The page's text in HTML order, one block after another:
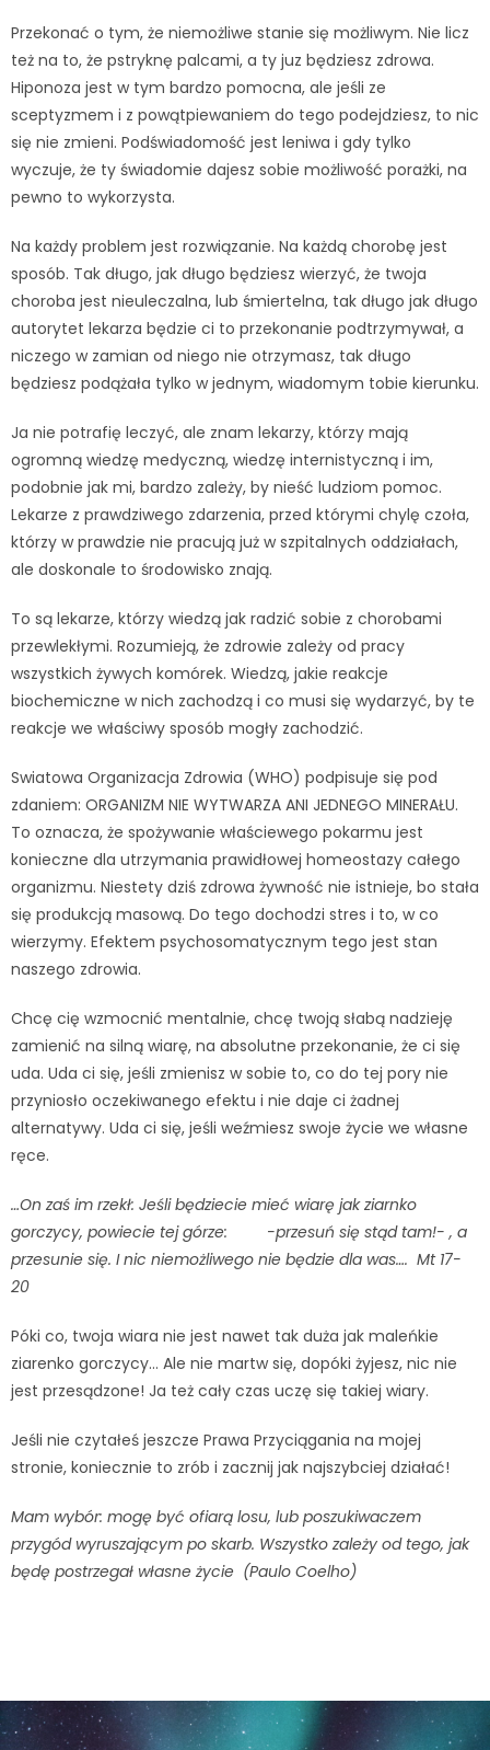
Przekonać o tym, że niemożliwe stanie się możliwym. Nie licz
też na to, że pstryknę palcami, a ty juz będziesz zdrowa.
Hiponoza jest w tym bardzo pomocna, ale jeśli ze
sceptyzmem i z powątpiewaniem do tego podejdziesz, to nic
się nie zmieni. Podświadomość jest leniwa i gdy tylko
wyczuje, że ty świadomie dajesz sobie możliwość porażki, na
pewno to wykorzysta.
Na każdy problem jest rozwiązanie. Na każdą chorobę jest
sposób. Tak długo, jak długo będziesz wierzyć, że twoja
choroba jest nieuleczalna, lub śmiertelna, tak długo jak długo
autorytet lekarza będzie ci to przekonanie podtrzymywał, a
niczego w zamian od niego nie otrzymasz, tak długo
będziesz podążała tylko w jednym, wiadomym tobie kierunku.
Ja nie potrafię leczyć, ale znam lekarzy, którzy mają
ogromną wiedzę medyczną, wiedzę internistyczną i im,
podobnie jak mi, bardzo zależy, by nieść ludziom pomoc.
Lekarze z prawdziwego zdarzenia, przed którymi chylę czoła,
którzy w prawdzie nie pracują już w szpitalnych oddziałach,
ale doskonale to środowisko znają.
To są lekarze, którzy wiedzą jak radzić sobie z chorobami
przewlekłymi. Rozumieją, że zdrowie zależy od pracy
wszystkich żywych komórek. Wiedzą, jakie reakcje
biochemiczne w nich zachodzą i co musi się wydarzyć, by te
reakcje we właściwy sposób mogły zachodzić.
Swiatowa Organizacja Zdrowia (WHO) podpisuje się pod
zdaniem: ORGANIZM NIE WYTWARZA ANI JEDNEGO MINERAŁU.
To oznacza, że spożywanie właściewego pokarmu jest
konieczne dla utrzymania prawidłowej homeostazy całego
organizmu. Niestety dziś zdrowa żywność nie istnieje, bo stała
się produkcją masową. Do tego dochodzi stres i to, w co
wierzymy. Efektem psychosomatycznym tego jest stan
naszego zdrowia.
Chcę cię wzmocnić mentalnie, chcę twoją słabą nadzieję
zamienić na silną wiarę, na absolutne przekonanie, że ci się
uda. Uda ci się, jeśli zmienisz w sobie to, co do tej pory nie
przyniosło oczekiwanego efektu i nie daje ci żadnej
alternatywy. Uda ci się, jeśli weźmiesz swoje życie we własne
ręce.
…On zaś im rzekł: Jeśli będziecie mieć wiarę jak ziarnko
gorczycy, powiecie tej górze: -przesuń się stąd tam!- , a
przesunie się. I nic niemożliwego nie będzie dla was…. Mt 17-
20
Póki co, twoja wiara nie jest nawet tak duża jak maleńkie
ziarenko gorczycy… Ale nie martw się, dopóki żyjesz, nic nie
jest przesądzone! Ja też cały czas uczę się takiej wiary.
Jeśli nie czytałeś jeszcze Prawa Przyciągania na mojej
stronie, koniecznie to zrób i zacznij jak najszybciej działać!
Mam wybór: mogę być ofiarą losu, lub poszukiwaczem
przygód wyruszającym po skarb. Wszystko zależy od tego, jak
będę postrzegał własne życie (Paulo Coelho)